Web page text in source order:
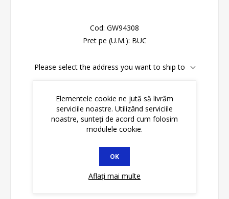
Cod: GW94308
Pret pe (U.M.): BUC
Please select the address you want to ship to
ADAUGĂ ȊN COŞ
Elementele cookie ne jută să livrăm
serviciile noastre. Utilizând serviciile
noastre, sunteți de acord cum folosim
modulele cookie.
OK
Aflați mai multe